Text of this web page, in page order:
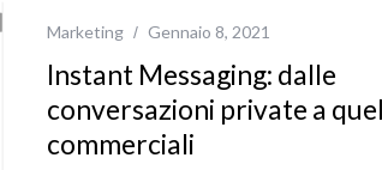
Marketing Gennaio 8, 2021
Instant Messaging: dalle
conversazioni private a
commerciali